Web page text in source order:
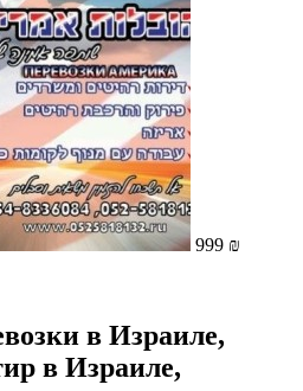
999 ₪
в Израиле,
в Израиле,